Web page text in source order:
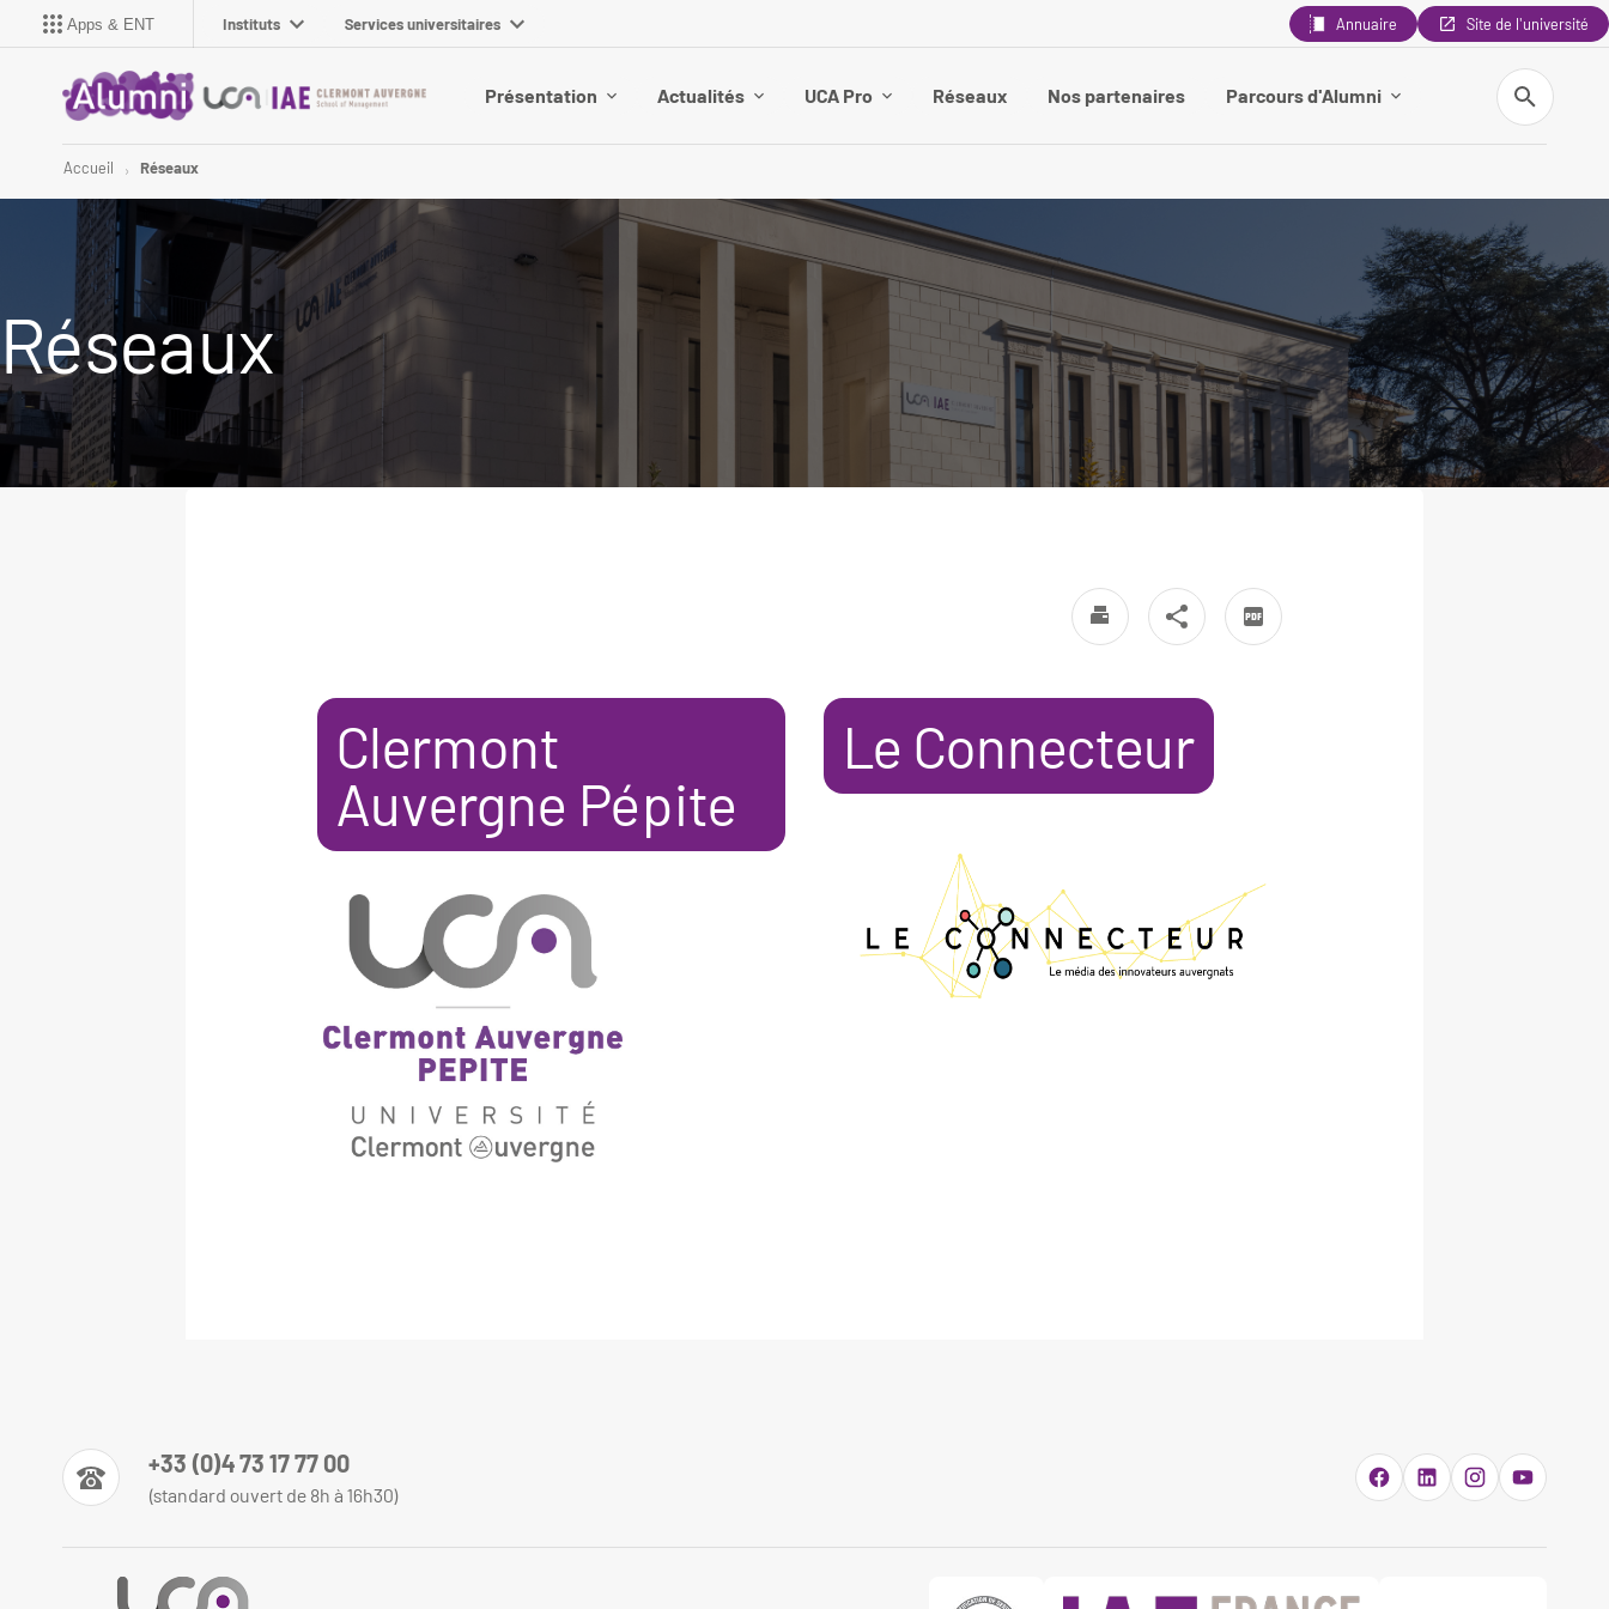
Apps & ENT Instituts Services universitaires Annuaire Site de l'université
Présentation Actualités UCA Pro Réseaux Nos partenaires Parcours d'Alumni
Recherche
Accueil Réseaux
Réseaux
Clermont
Auvergne Pépite
Le Connecteur
+33 (0)4 73 17 77 00
(standard ouvert de 8h à 16h30)